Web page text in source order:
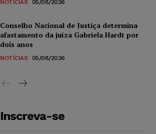
NOTÍCIAS 05/08/2026
Conselho Nacional de Justiça determina
afastamento da juíza Gabriela Hardt por
dois anos
NOTÍCIAS 05/08/2026
Inscreva-se